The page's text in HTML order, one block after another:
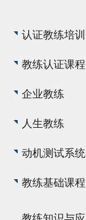
认证教练培训
教练认证课程
企业教练
人生教练
动机测试系统
教练基础课程